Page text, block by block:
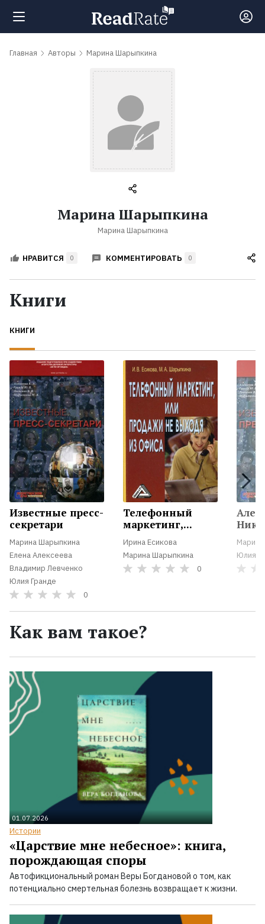
Поиск
обсуждаемые
Авторы
Жанры
Экранизации
Коллекции
Главная Авторы Марина Шарыпкина
Марина Шарыпкина
Марина Шарыпкина
НРАВИТСЯ 0 КОММЕНТИРОВАТЬ 0
Книги
КНИГИ
Известные пресс-
секретари
Марина Шарыпкина
Елена Алексеева
Владимир Левченко
Юлия Гранде
0
Телефонный
маркетинг,...
Ирина Есикова
Марина Шарыпкина
0
Юлия
Как вам такое?
01.07.2026
Истории
«Царствие мне небесное»: книга,
порождающая споры
Автофикциональный роман Веры Богдановой о том, как
потенциально смертельная болезнь возвращает к жизни.